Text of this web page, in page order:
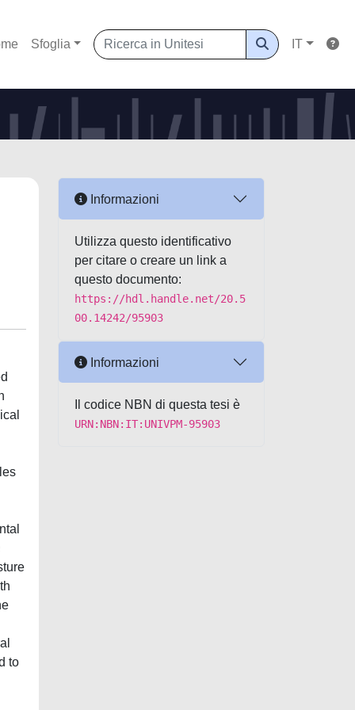
Sfoglia IT
to
Informazioni
Utilizza questo identificativo
per citare o creare un link a
questo documento:
https://hdl.handle.net/20.5
00.14242/95903
Informazioni
Il codice NBN di questa tesi è
URN:NBN:IT:UNIVPM-95903